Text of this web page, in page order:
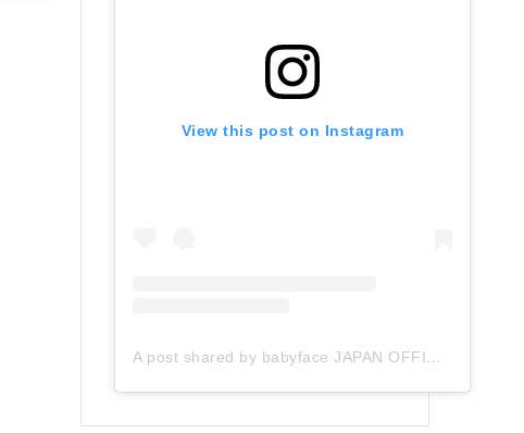
View this post on Instagram
A post shared by babyface JAPAN OFFICIAL (@babyface_japan)